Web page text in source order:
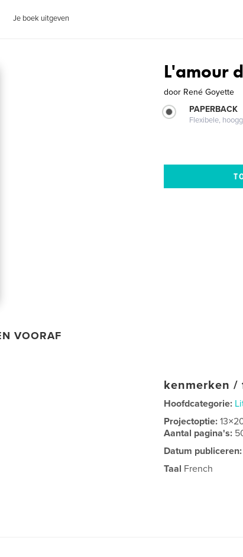
Je boek uitgeven
VOORAF
L'amour
door René Goyette
PAPERBACK
Flexibele,
kenmerken
Hoofdcategorie:
Projectoptie:
Aantal pagina's:
Datum publiceren:
Taal French